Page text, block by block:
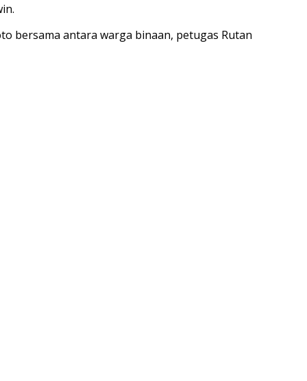
bersama antara warga binaan, petugas Rutan